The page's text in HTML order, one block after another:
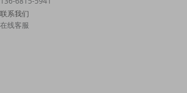
联系我们
在线客服